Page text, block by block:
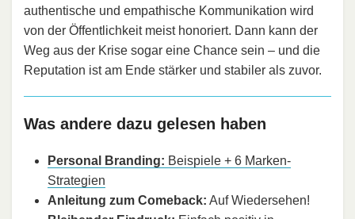
authentische und empathische Kommunikation wird
von der Öffentlichkeit meist honoriert. Dann kann der
Weg aus der Krise sogar eine Chance sein – und die
Reputation ist am Ende stärker und stabiler als zuvor.
Was andere dazu gelesen haben
Personal Branding: Beispiele + 6 Marken-
Strategien
Anleitung zum Comeback: Auf Wiedersehen!